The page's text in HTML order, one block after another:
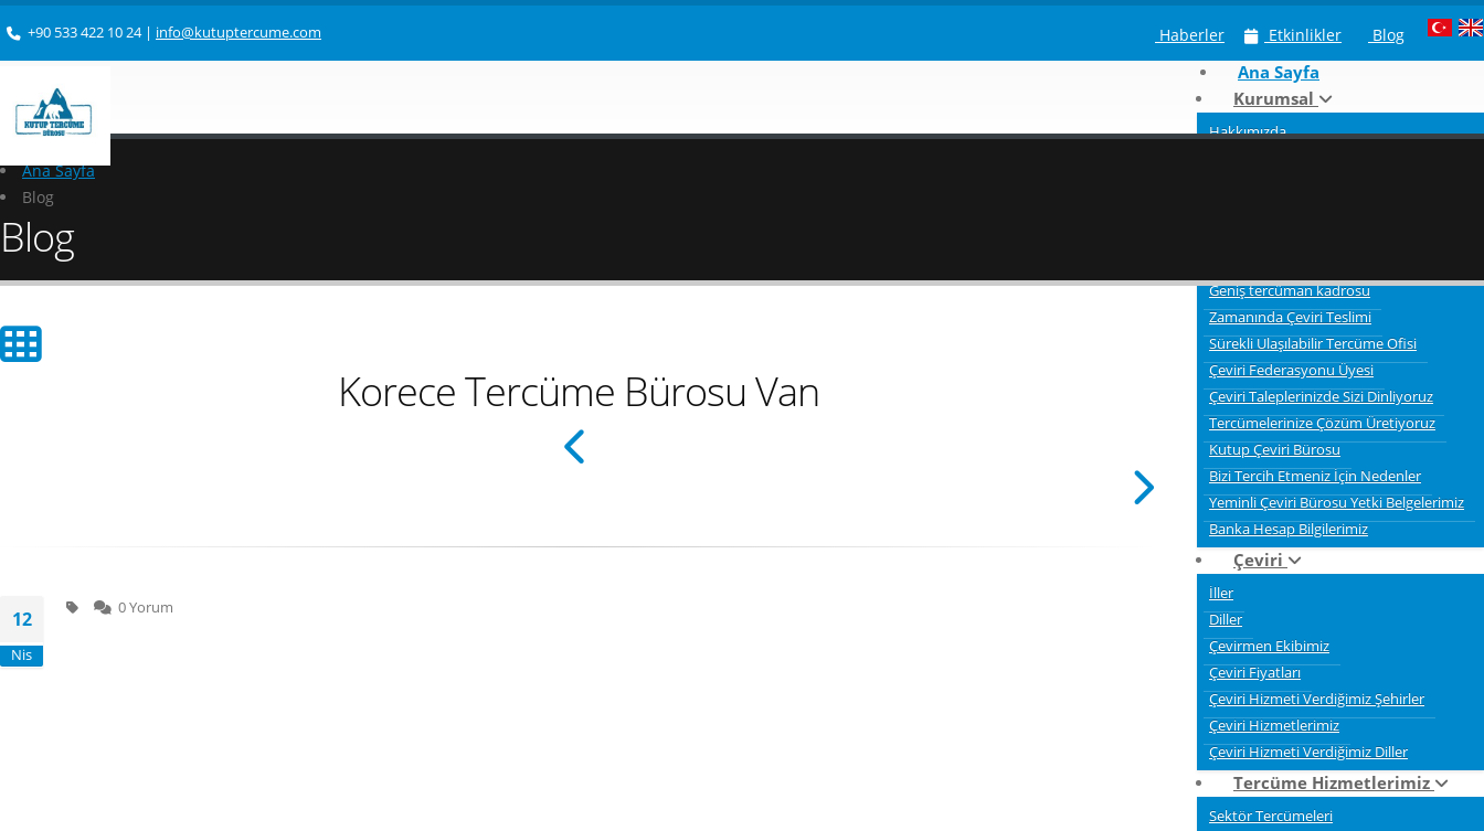
+90 533 422 10 24| info@kutuptercume.com Haberler Etkinlikler Blog
Ana Sayfa
Kurumsal
Hakkımızda
Geniş tercüman kadrosu
Zamanında Çeviri Teslimi
Sürekli Ulaşılabilir Tercüme Ofisi
Çeviri Federasyonu Üyesi
Çeviri Taleplerinizde Sizi Dinliyoruz
Tercümelerinize Çözüm Üretiyoruz
Kutup Çeviri Bürosu
Bizi Tercih Etmeniz İçin Nedenler
Yeminli Çeviri Bürosu Yetki Belgelerimiz
Banka Hesap Bilgilerimiz
Çeviri
İller
Diller
Çevirmen Ekibimiz
Çeviri Fiyatları
Çeviri Hizmeti Verdiğimiz Şehirler
Çeviri Hizmetlerimiz
Çeviri Hizmeti Verdiğimiz Diller
Tercüme Hizmetlerimiz
Sektör Tercümeleri
Ana Sayfa
Blog
Blog
Korece Tercüme Bürosu Van
12
Nis
0 Yorum